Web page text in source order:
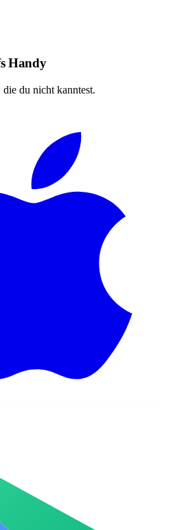
Handy
du nicht kanntest.